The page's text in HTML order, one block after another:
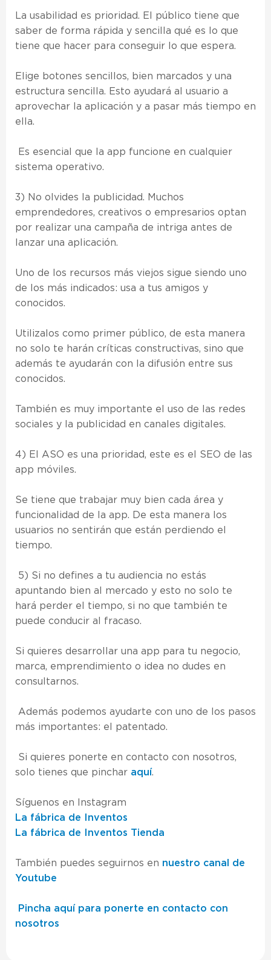
La usabilidad es prioridad. El público tiene que
saber de forma rápida y sencilla qué es lo que
tiene que hacer para conseguir lo que espera.
Elige botones sencillos, bien marcados y una
estructura sencilla. Esto ayudará al usuario a
aprovechar la aplicación y a pasar más tiempo en
ella.
Es esencial que la app funcione en cualquier
sistema operativo.
3) No olvides la publicidad. Muchos
emprendedores, creativos o empresarios optan
por realizar una campaña de intriga antes de
lanzar una aplicación.
Uno de los recursos más viejos sigue siendo uno
de los más indicados: usa a tus amigos y
conocidos.
Utilizalos como primer público, de esta manera
no solo te harán críticas constructivas, sino que
además te ayudarán con la difusión entre sus
conocidos.
También es muy importante el uso de las redes
sociales y la publicidad en canales digitales.
4) El ASO es una prioridad, este es el SEO de las
app móviles.
Se tiene que trabajar muy bien cada área y
funcionalidad de la app. De esta manera los
usuarios no sentirán que están perdiendo el
tiempo.
5) Si no defines a tu audiencia no estás
apuntando bien al mercado y esto no solo te
hará perder el tiempo, si no que también te
puede conducir al fracaso.
Si quieres desarrollar una app para tu negocio,
marca, emprendimiento o idea no dudes en
consultarnos.
Además podemos ayudarte con uno de los pasos
más importantes: el patentado.
Si quieres ponerte en contacto con nosotros,
solo tienes que pinchar aquí.
Síguenos en Instagram
La fábrica de Inventos
La fábrica de Inventos Tienda
También puedes seguirnos en nuestro canal de
Youtube
Pincha aquí para ponerte en contacto con
nosotros